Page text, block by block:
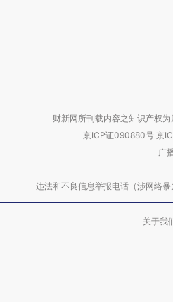
财新网所刊载内容之知识产权
京ICP证090880号 京
广
违法和不良信息举报电话（涉网络
关于我